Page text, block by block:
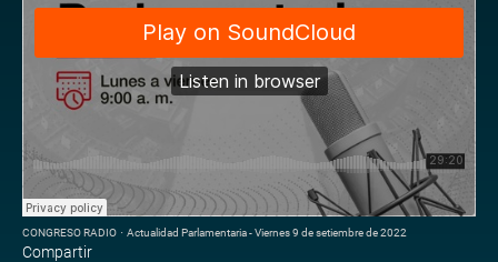
CONGRESO RADIO · Actualidad Parlamentaria - Viernes 9 de setiembre de 2022
Compartir